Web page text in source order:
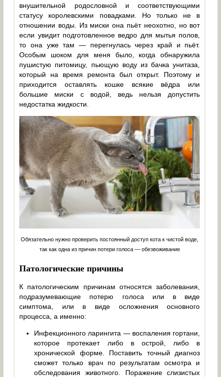
внушительной родословной и соответствующими
статусу королевскими повадками. Но только не в
отношении воды. Из миски она пьёт неохотно, но вот
если увидит подготовленное ведро для мытья полов,
то она уже там — перегнулась через край и пьёт.
Особым шоком для меня было, когда обнаружила
пушистую питомицу, пьющую воду из бачка унитаза,
который на время ремонта был открыт. Поэтому и
приходится оставлять кошке всякие вёдра или
большие миски с водой, ведь нельзя допустить
недостатка жидкости.
Обязательно нужно проверить постоянный доступ кота к чистой воде,
так как одна из причин потери голоса — обезвоживание
Патологические причины
К патологическим причинам относятся заболевания,
подразумевающие потерю голоса или в виде
симптома, или в виде осложнения основного
процесса, а именно:
Инфекционного ларингита — воспаления гортани,
которое протекает либо в острой, либо в
хронической форме. Поставить точный диагноз
сможет только врач по результатам осмотра и
обследования животного. Поражение слизистых